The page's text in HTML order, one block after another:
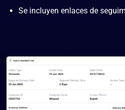
Se incluyen enlaces de